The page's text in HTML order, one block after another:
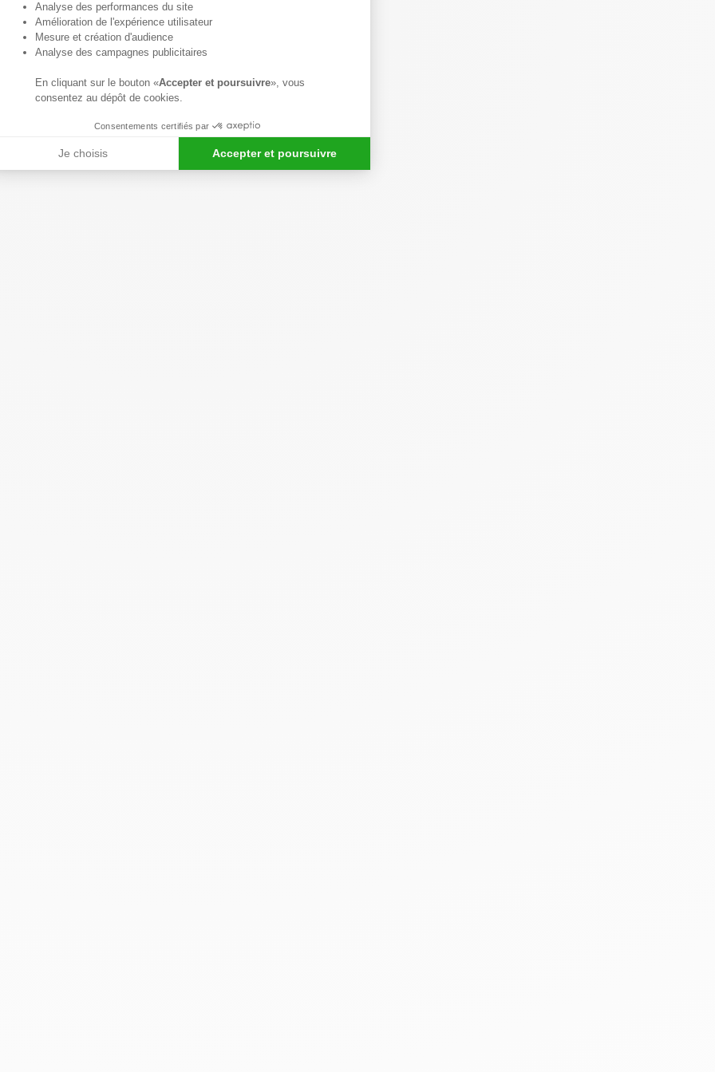
Analyse des performances du site
Amélioration de l'expérience utilisateur
Mesure et création d'audience
Analyse des campagnes publicitaires
En cliquant sur le bouton «Accepter et poursuivre», vous
consentez au dépôt de cookies.
Consentements certifiés par
Je choisis Accepter et poursuivre